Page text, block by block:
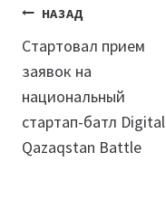
Навигация
по
записям
НАЗАД
Стартовал прием
заявок на
национальный
стартап-батл Digital
Qazaqstan Battle